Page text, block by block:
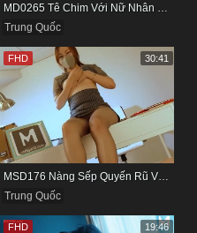
Trung Quốc
Trung Quốc
FHD 30:41
FHD 19:46